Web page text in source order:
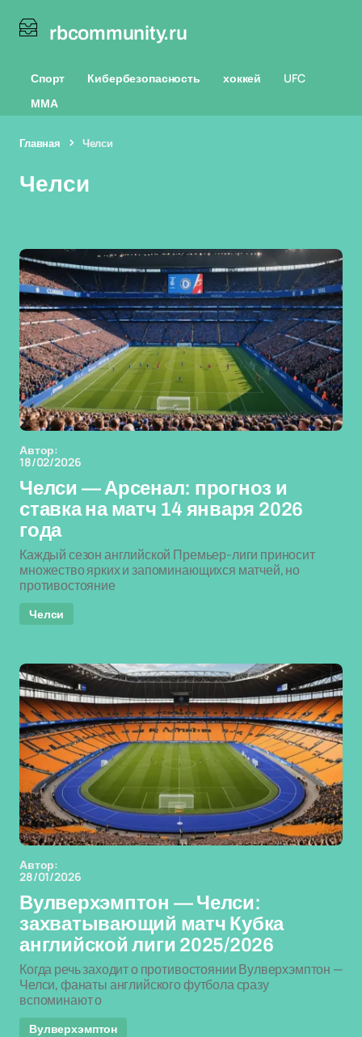
rbcommunity.ru
Спорт Кибербезопасность хоккей
UFC
ММА
Главная Челси
Челси
Автор:
18/02/2026
Челси — Арсенал: прогноз и
ставка на матч 14 января 2026
года
Каждый сезон английской Премьер-лиги приносит
множество ярких и запоминающихся матчей, но
противостояние
Челси
Автор:
28/01/2026
Вулверхэмптон — Челси:
захватывающий матч Кубка
английской лиги 2025/2026
Когда речь заходит о противостоянии Вулверхэмптон —
Челси, фанаты английского футбола сразу
вспоминают о
Вулверхэмптон